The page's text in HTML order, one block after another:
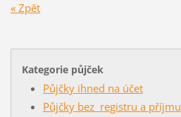
« Zpět
Kategorie půjček
Půjčky ihned na účet
Půjčky bez registru a příjmu